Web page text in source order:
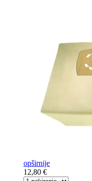
opširnije
12,80 €